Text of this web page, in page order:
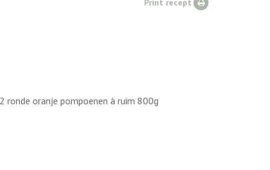
Print recept
ronde oranje pompoenen à ruim 800g